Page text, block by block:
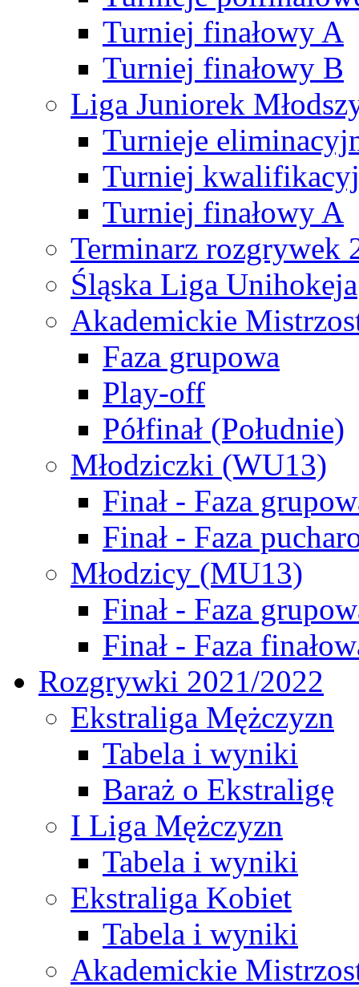
Turniej finałowy A
Turniej finałowy B
Liga Juniorek
Turnieje
Turniej
Turniej finałowy A
Terminarz rozgrywek
Śląska Liga Unihokeja
Akademickie
Faza grupowa
Play-off
Półfinał (Południe)
Młodziczki (WU13)
Finał - Faza
Finał - Faza
Młodzicy (MU13)
Finał - Faza
Finał - Faza
Rozgrywki 2021/2022
Ekstraliga Mężczyzn
Tabela i wyniki
Baraż o Ekstraligę
I Liga Mężczyzn
Tabela i wyniki
Ekstraliga Kobiet
Tabela i wyniki
Akademickie